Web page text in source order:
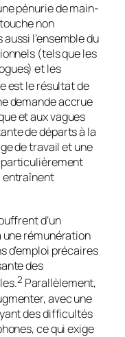
pénurie de main-
non
l’ensemble du
(tels que les
et les
est le résultat de
demande accrue
et aux vagues
de départs à la
de travail et une
entraînent
d’un
rémunération
d’emploi précaires
des
2 Parallèlement,
avec une
des difficultés
ce qui exige